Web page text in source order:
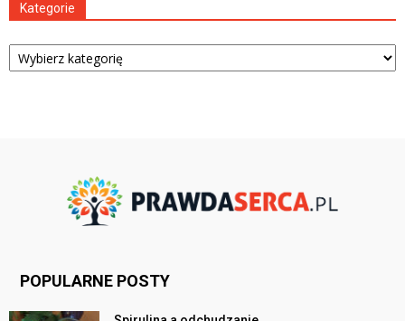
Kategorie
Kategorie
POPULARNE POSTY